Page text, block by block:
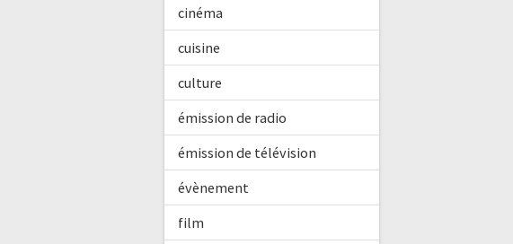
cinéma
cuisine
culture
émission de radio
émission de télévision
évènement
film